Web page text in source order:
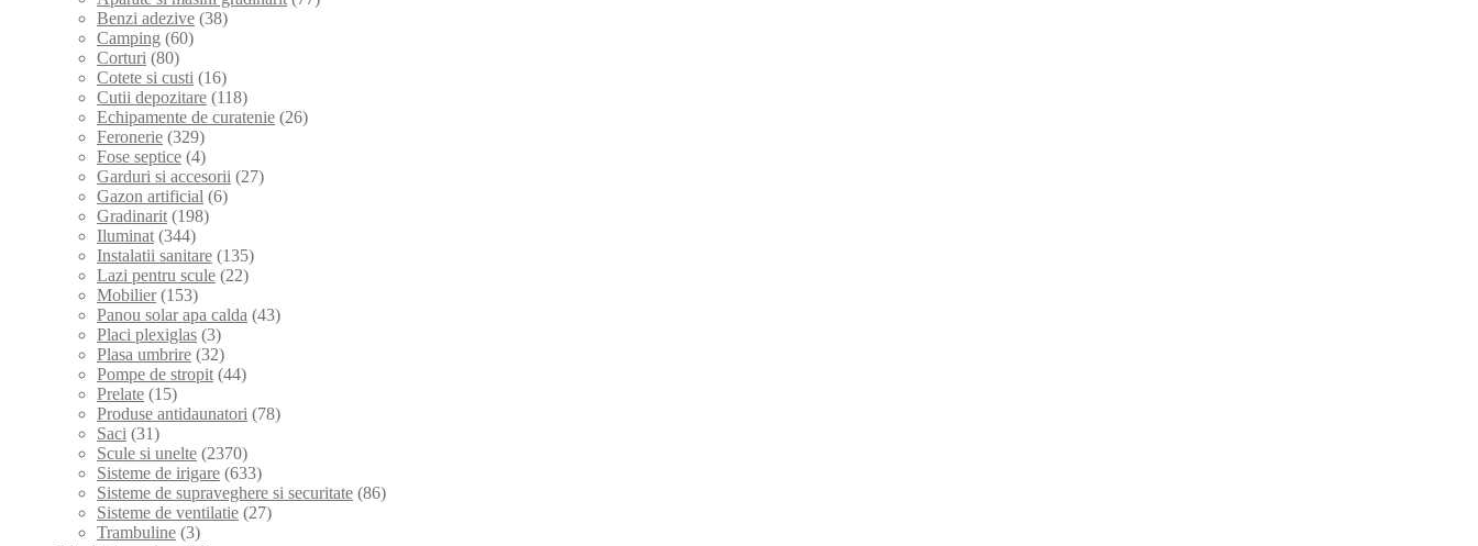
Benzi adezive (38)
Camping (60)
Corturi (80)
Cotete si custi (16)
Cutii depozitare (118)
Echipamente de curatenie (26)
Feronerie (329)
Fose septice (4)
Garduri si accesorii (27)
Gazon artificial (6)
Gradinarit (198)
Iluminat (344)
Instalatii sanitare (135)
Lazi pentru scule (22)
Mobilier (153)
Panou solar apa calda (43)
Placi plexiglas (3)
Plasa umbrire (32)
Pompe de stropit (44)
Prelate (15)
Produse antidaunatori (78)
Saci (31)
Scule si unelte (2370)
Sisteme de irigare (633)
Sisteme de supraveghere si securitate (86)
Sisteme de ventilatie (27)
Trambuline (3)